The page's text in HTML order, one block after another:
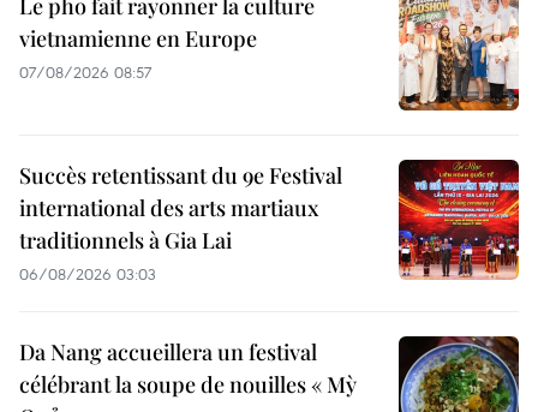
Le pho fait rayonner la culture
vietnamienne en Europe
07/08/2026 08:57
Succès retentissant du 9e Festival
international des arts martiaux
traditionnels à Gia Lai
06/08/2026 03:03
Da Nang accueillera un festival
célébrant la soupe de nouilles « Mỳ